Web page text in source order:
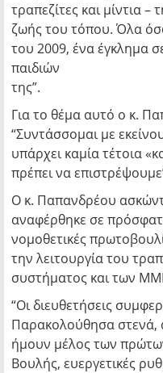
τραπεζίτες και μίντια –
ζωής του τόπου. Όλα
του 2009, ένα έγκλημα
παιδιών
της”.
Για το θέμα αυτό ο κ.
“Συντάσσομαι με
υπάρχει καμία τέτοια
πρέπει να
Ο κ. Παπανδρέου
αναφέρθηκε σε
νομοθετικές
την λειτουργία του
συστήματος και των
“Οι διευθετήσεις
Παρακολούθησα στενά,
ήμουν μέλος των
Βουλής, ευεργετικές